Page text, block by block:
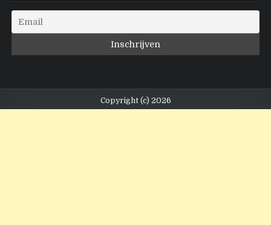
Copyright (c) 2026